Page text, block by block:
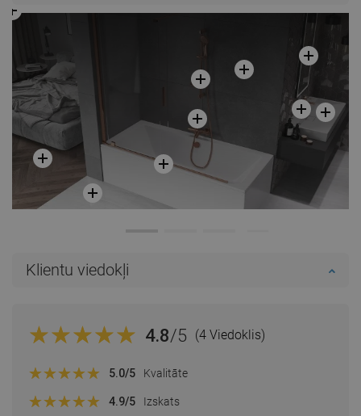
Klientu viedokļi
4.8/5 (4 Viedoklis)
5.0/5 Kvalitāte
4.9/5 Izskats